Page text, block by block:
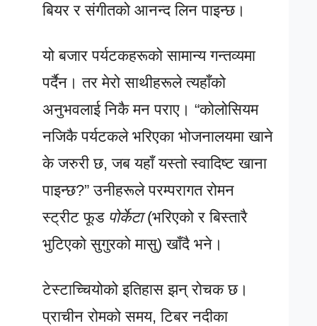
बियर र संगीतको आनन्द लिन पाइन्छ।
यो बजार पर्यटकहरूको सामान्य गन्तव्यमा
पर्दैन। तर मेरो साथीहरूले त्यहाँको
अनुभवलाई निकै मन पराए। “कोलोसियम
नजिकै पर्यटकले भरिएका भोजनालयमा खाने
के जरुरी छ, जब यहाँ यस्तो स्वादिष्ट खाना
पाइन्छ?” उनीहरूले परम्परागत रोमन
स्ट्रीट फूड पोर्केटा(भरिएको र बिस्तारै
भुटिएको सुगुरको मासु) खाँदै भने।
टेस्टाच्चियोको इतिहास झन् रोचक छ।
प्राचीन रोमको समय, टिबर नदीका